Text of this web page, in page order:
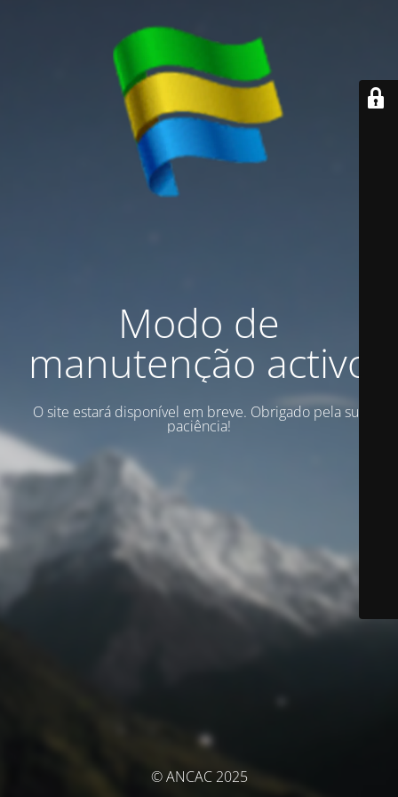
Modo de
manutenção activo
O site estará disponível em breve. Obrigado pela sua
paciência!
© ANCAC 2025